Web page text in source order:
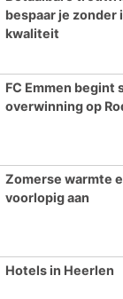
bespaar je zonder
kwaliteit
FC Emmen begint
overwinning op
Zomerse warmte
voorlopig aan
Hotels in Heerlen